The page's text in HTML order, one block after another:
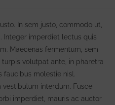
In sem justo, commodo ut,
Integer imperdiet lectus quis
Maecenas fermentum, sem
volutpat ante, in pharetra
faucibus molestie nisl.
vestibulum interdum. Fusce
imperdiet, mauris ac auctor